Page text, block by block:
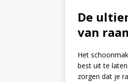
De
van
Het
best uit te
zorgen dat je